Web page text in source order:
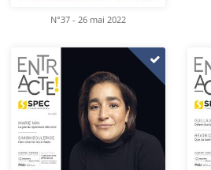
N°37 - 26 mai 2022